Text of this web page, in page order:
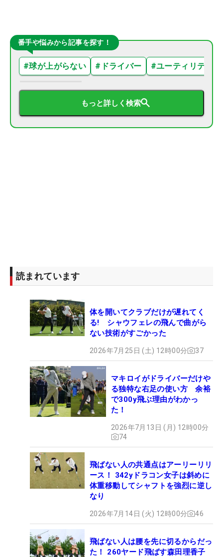
番手や悩みから記事を探す！
#球が上がらない # ドライバー #ユーティリティ
もっと詳しく検索
読まれています
体を開いてクラブだけが遅れてく
る! シャウフェレの飛んで曲がら
ない技術がすごかった
2026年7月25日 (土) 12時00分 37
マキロイがドライバーだけや
る独特な右足の使い方 余裕
で300y飛ぶ理由がわかっ
た！
2026年7月13日 (月) 12時00分
74
飛ばない人の共通点はアーリーリリ
ース！ 342yドラコン女子は斜めに
体重移動してシャフトを強烈に逆し
なり
2026年7月14日 (火) 12時00分 46
飛ばない人は腰を先に切るからだっ
た！ 260ヤード飛ばす森田理香子